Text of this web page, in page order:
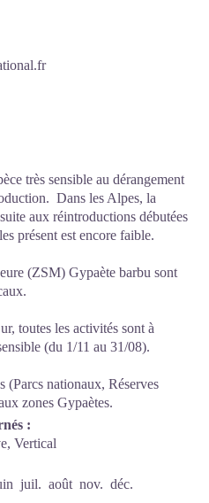
très sensible au dérangement
Dans les Alpes, la
aux réintroductions débutées
présent est encore faible.
(ZSM) Gypaète barbu sont
toutes les activités sont à
(du 1/11 au 31/08).
(Parcs nationaux, Réserves
zones Gypaètes.
:
Vertical
juil. août nov. déc.